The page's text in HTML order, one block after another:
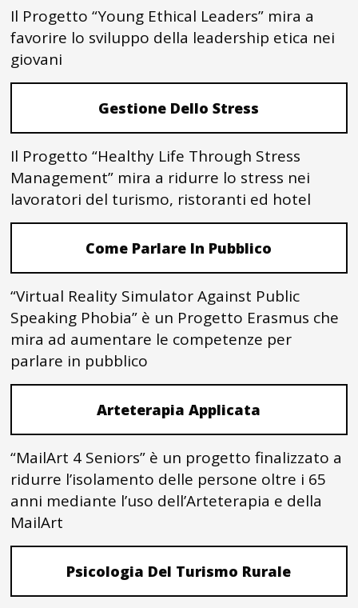
Il Progetto “Young Ethical Leaders” mira a
favorire lo sviluppo della leadership etica nei
giovani
Gestione Dello Stress
Il Progetto “Healthy Life Through Stress
Management” mira a ridurre lo stress nei
lavoratori del turismo, ristoranti ed hotel
Come Parlare In Pubblico
“Virtual Reality Simulator Against Public
Speaking Phobia” è un Progetto Erasmus che
mira ad aumentare le competenze per
parlare in pubblico
Arteterapia Applicata
“MailArt 4 Seniors” è un progetto finalizzato a
ridurre l’isolamento delle persone oltre i 65
anni mediante l’uso dell’Arteterapia e della
MailArt
Psicologia Del Turismo Rurale